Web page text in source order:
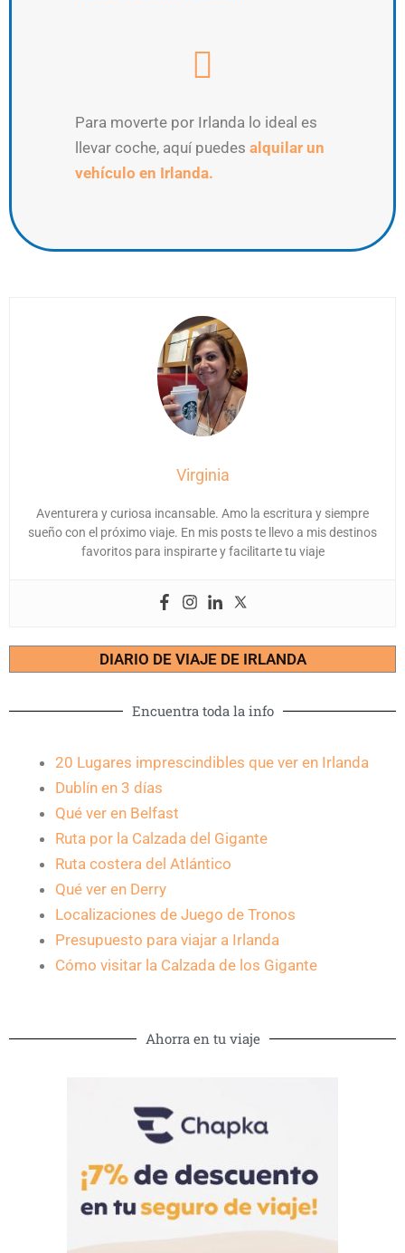
Para moverte por Irlanda lo ideal es
llevar coche, aquí puedes alquilar un
vehículo en Irlanda.
Virginia
Aventurera y curiosa incansable. Amo la escritura y siempre
sueño con el próximo viaje. En mis posts te llevo a mis destinos
favoritos para inspirarte y facilitarte tu viaje
DIARIO DE VIAJE DE IRLANDA
Encuentra toda la info
20 Lugares imprescindibles que ver en Irlanda
Dublín en 3 días
Qué ver en Belfast
Ruta por la Calzada del Gigante
Ruta costera del Atlántico
Qué ver en Derry
Localizaciones de Juego de Tronos
Presupuesto para viajar a Irlanda
Cómo visitar la Calzada de los Gigante
Ahorra en tu viaje